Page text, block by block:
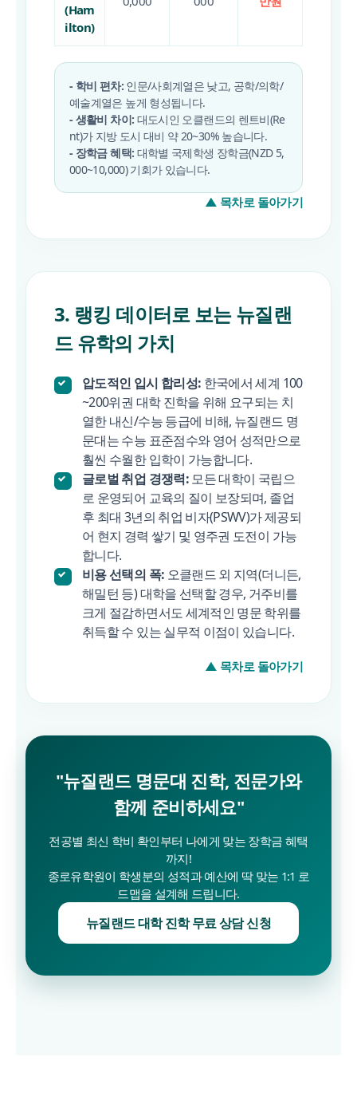
(Ham
ilton)
- 학비 편차:인문/사회계열은 낮고, 공학/의학/
예술계열은 높게 형성됩니다.
- 생활비 차이: 대도시인 오클랜드의 렌트비(Re
nt)가 지방 도시 대비 약 20~30% 높습니다.
- 장학금 혜택: 대학별 국제학생 장학금(NZD 5,
000~10,000) 기회가 있습니다.
▲ 목차로 돌아가기
3. 랭킹 데이터로 보는 뉴질랜
드 유학의 가치
압도적인 입시 합리성: 한국에서 세계 100
~200위권 대학 진학을 위해 요구되는 치
열한 내신/수능 등급에 비해, 뉴질랜드 명
문대는 수능 표준점수와 영어 성적만으로
훨씬 수월한 입학이 가능합니다.
글로벌 취업 경쟁력:모든 대학이 국립으
로 운영되어 교육의 질이 보장되며, 졸업
후 최대 3년의 취업 비자(PSWV)가 제공되
어 현지 경력 쌓기 및 영주권 도전이 가능
합니다.
비용 선택의 폭: 오클랜드 외 지역(더니든,
해밀턴 등) 대학을 선택할 경우, 거주비를
크게 절감하면서도 세계적인 명문 학위를
취득할 수 있는 실무적 이점이 있습니다.
▲ 목차로 돌아가기
"뉴질랜드 명문대 진학, 전문가와
함께 준비하세요"
전공별 최신 학비 확인부터 나에게 맞는 장학금 혜택
까지!
종로유학원이 학생분의 성적과 예산에 딱 맞는 1:1 로
드맵을 설계해 드립니다.
뉴질랜드 대학 진학 무료 상담 신청